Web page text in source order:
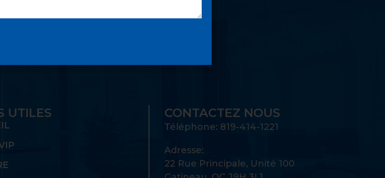
UTILES CONTACTEZ NOUS
Téléphone: 819-414-1221
Adresse:
22 Rue Principale, Unité 100